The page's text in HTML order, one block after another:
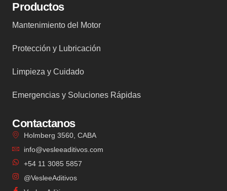
Productos
Mantenimiento del Motor
Protección y Lubricación
Limpieza y Cuidado
Emergencias y Soluciones Rápidas
Contactanos
Holmberg 3560, CABA
info@vesleeaditivos.com
+54 11 3085 5857
@VesleeAditivos